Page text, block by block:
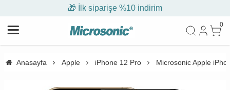
🎁 İlk siparişe %10 indirim
0
Anasayfa Apple iPhone 12 Pro Microsonic Apple